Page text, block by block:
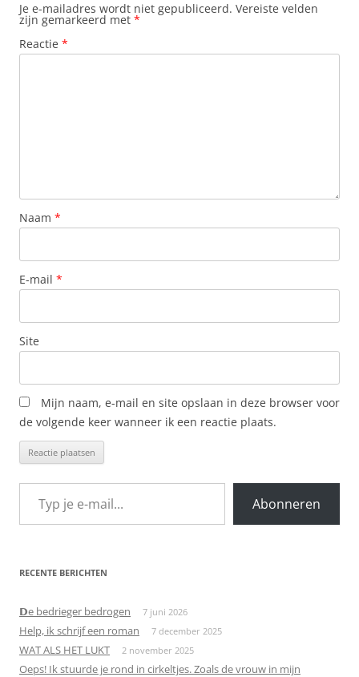
Je e-mailadres wordt niet gepubliceerd. Vereiste velden
zijn gemarkeerd met *
Reactie *
Naam *
E-mail *
Site
Mijn naam, e-mail en site opslaan in deze browser voor
de volgende keer wanneer ik een reactie plaats.
Typ je e-mail...
Abonneren
RECENTE BERICHTEN
𝗗e bedrieger bedrogen 7 juni 2026
Help, ik schrijf een roman 7 december 2025
WAT ALS HET LUKT 2 november 2025
Oeps! Ik stuurde je rond in cirkeltjes. Zoals de vrouw in mijn